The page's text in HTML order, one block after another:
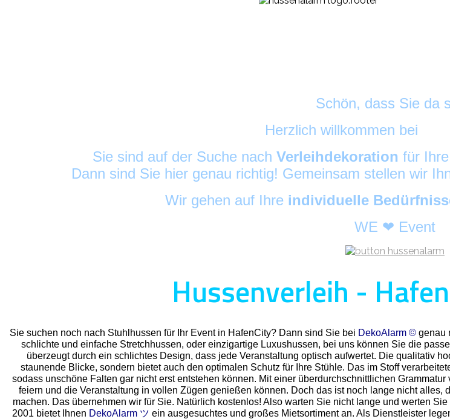
Schön, dass Sie da
Herzlich willkommen bei
Sie sind auf der Suche nach Verleihdekoration für
Dann sind Sie hier genau richtig! Gemeinsam stellen wir
Wir gehen auf Ihre individuelle
WE ❤ Event
Hussenverleih -
Sie suchen noch nach Stuhlhussen für Ihr Event in HafenCity? Dann sind Sie bei DekoAlarm © genau
schlichte und einfache Stretchhussen, oder einzigartige Luxushussen, bei uns können Sie die
überzeugt durch ein schlichtes Design, dass jede Veranstaltung optisch aufwertet. Die qualitativ
staunende Blicke, sondern bietet auch den optimalen Schutz für Ihre Stühle. Das im Stoff
sodass unschöne Falten gar nicht erst entstehen können. Mit einer überdurchschnittlichen
feiern und die Veranstaltung in vollen Zügen genießen können. Doch das ist noch lange nicht
machen. Das übernehmen wir für Sie. Natürlich kostenlos! Also warten Sie nicht lange und werten
2001 bietet Ihnen DekoAlarm ツ ein ausgesuchtes und großes Mietsortiment an. Als Dienstleister